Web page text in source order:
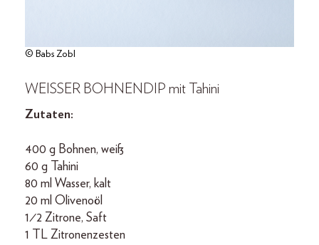
© Babs Zobl
WEISSER BOHNENDIP mit Tahini
Zutaten:
400 g Bohnen, weiß
60 g Tahini
80 ml Wasser, kalt
20 ml Olivenoöl
1⁄2 Zitrone, Saft
1 TL Zitronenzesten